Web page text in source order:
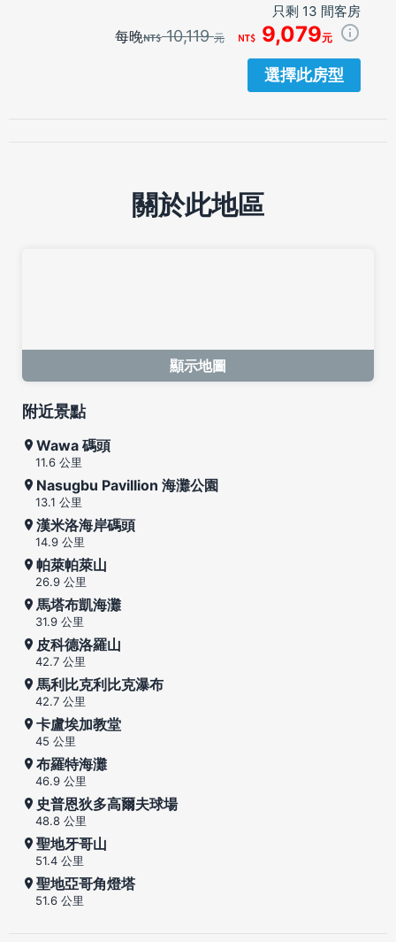
只剩 13 間客房
每晚 10,119元 9,079元
選擇此房型
關於此地區
顯示地圖
附近景點
Wawa 碼頭
11.6 公里
Nasugbu Pavillion 海灘公園
13.1 公里
漢米洛海岸碼頭
14.9 公里
帕萊帕萊山
26.9 公里
馬塔布凱海灘
31.9 公里
皮科德洛羅山
42.7 公里
馬利比克利比克瀑布
42.7 公里
卡盧埃加教堂
45 公里
布羅特海灘
46.9 公里
史普恩狄多高爾夫球場
48.8 公里
聖地牙哥山
51.4 公里
聖地亞哥角燈塔
51.6 公里